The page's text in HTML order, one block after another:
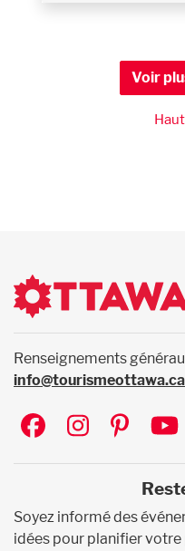
Voir
Renseignements
info@tourismeottawa.ca
Social
Soyez informé des
idées pour planifier